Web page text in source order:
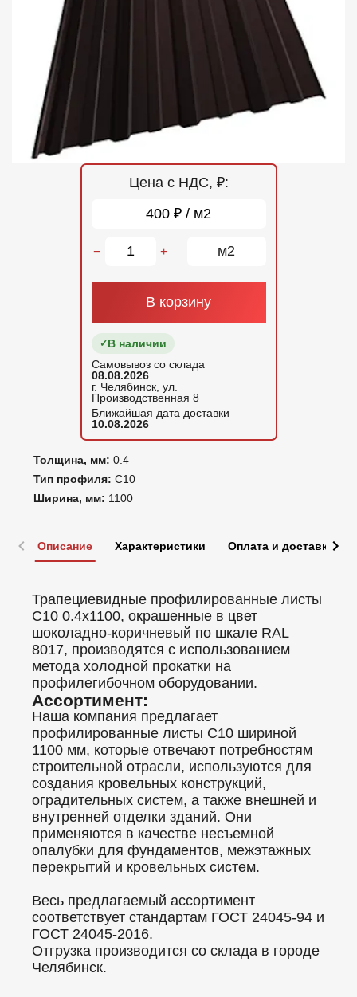
Толщина, мм: 0.4
Тип профиля: С10
Ширина, мм: 1100
Цена с НДС, ₽:
400 ₽ / м2
− + м2
В корзину
В наличии
Самовывоз со склада
08.08.2026
г. Челябинск, ул.
Производственная 8
Ближайшая дата доставки
10.08.2026
Описание Характеристики Оплата и доставка
Трапециевидные профилированные листы
C10 0.4x1100, окрашенные в цвет
шоколадно-коричневый по шкале RAL
8017, производятся с использованием
метода холодной прокатки на
профилегибочном оборудовании.
Ассортимент:
Наша компания предлагает
профилированные листы C10 шириной
1100 мм, которые отвечают потребностям
строительной отрасли, используются для
создания кровельных конструкций,
оградительных систем, а также внешней и
внутренней отделки зданий. Они
применяются в качестве несъемной
опалубки для фундаментов, межэтажных
перекрытий и кровельных систем.
Весь предлагаемый ассортимент
соответствует стандартам ГОСТ 24045-94 и
ГОСТ 24045-2016.
Отгрузка производится со склада в городе
Челябинск.